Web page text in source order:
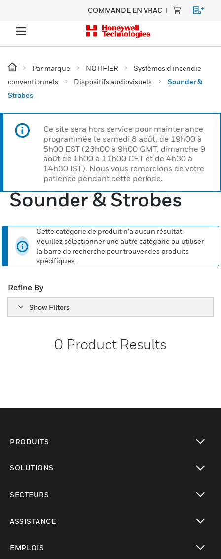
COMMANDE EN VRAC
Par marque NOTIFIER
Systèmes d'incendie
conventionnels
Dispositifs audiovisuels
Sounder &
Strobes
Ce site sera hors service pour maintenance
programmée le samedi 8 août, de 19h00 à
5h00 EST (23h00 à 9h00 GMT, dimanche 9
août de 1h00 à 11h00 CET et de 4h30 à
14h30 IST). Nous vous remercions de votre
patience pendant cette période.
Sounder & Strobes
Cette catégorie de produit n’a aucun résultat.
Veuillez sélectionner une autre catégorie ou utiliser
la barre de recherche pour trouver des produits
spécifiques.
Refine By
Show Filters
0 Product Results
PRODUITS
SOLUTIONS
SECTEURS
ASSISTANCE
EMPLOIS